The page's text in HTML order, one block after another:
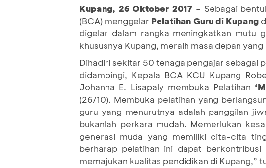
Kupang, 26 Oktober 2017 – Sebagai
(BCA) menggelar Pelatihan Guru di Kupang
digelar dalam rangka meningkatkan mutu
khususnya Kupang, meraih masa depan yang
Dihadiri sekitar 50 tenaga pengajar sebagai
didampingi, Kepala BCA KCU Kupang
Johanna E. Lisapaly membuka Pelatihan
(26/10). Membuka pelatihan yang
guru yang menurutnya adalah panggilan
bukanlah perkara mudah. Memerlukan
generasi muda yang memiliki cita-cita
berharap pelatihan ini dapat
memajukan kualitas pendidikan di Kupang,”